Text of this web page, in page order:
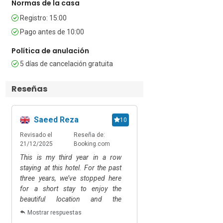
Más información en
- Desayuno incluido - Wi-Fi gratuito -
Aparcamiento público gratuito - Se
admiten mascotas bajo petición -
Admite niños - Ascensor (hasta la 2ª
El desayuno está incluido en la tarifa. Se
puede reservar media pensión para
estancias de al menos 3 noches, o para
grupos de 10 huéspedes o más para
estancias de 1 noche.
Un acogedor chalet de raclette al lado
del hotel abre todos los sábados para
cenar y también se puede alquilar para
Normas de la casa
Registro: 15:00
Pago antes de 10:00
Política de anulación
5 días de cancelación gratuita
Reseñas
Saeed Reza 10
Revisado el
21/12/2025
Reseña de:
Booking.com
This is my third year in a row
staying at this hotel. For the past
three years, we’ve stopped here
for a short stay to enjoy the
beautiful location and the
exceptional hospitality of the staff
Mostrar respuestas